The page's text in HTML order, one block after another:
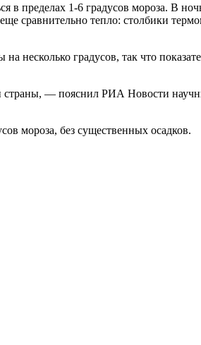
в пределах 1-6 градусов мороза. В
сравнительно тепло: столбики
несколько градусов, так что
страны, — пояснил РИА Новости
мороза, без существенных осадков.